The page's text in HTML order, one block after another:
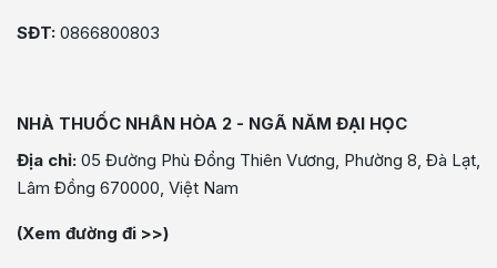
SĐT: 0866800803
NHÀ THUỐC NHÂN HÒA 2 - NGÃ NĂM ĐẠI HỌC
Địa chỉ: 05 Đường Phù Đổng Thiên Vương, Phường 8, Đà Lạt,
Lâm Đồng 670000, Việt Nam
(Xem đường đi >>)